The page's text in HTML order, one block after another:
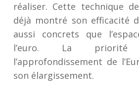
réaliser. Cette technique
déjà montré son efficacité
aussi concrets que
l’euro. La
l’approfondissement de
son élargissement.